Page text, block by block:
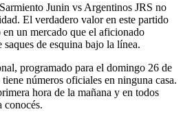
Junin vs Argentinos JRS no
El verdadero valor en este partido
un mercado que el aficionado
de esquina bajo la línea.
programado para el domingo 26 de
números oficiales en ninguna casa.
hora de la mañana y en todos
conocés.